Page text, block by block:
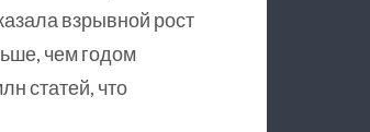
взрывной рост
чем годом
статей, что